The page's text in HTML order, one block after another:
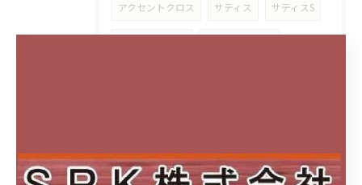
アクセントクロス サティス サティスS